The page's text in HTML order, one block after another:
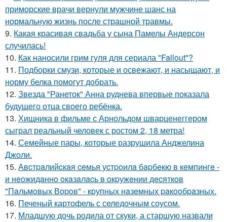
приморские врачи вернули мужчине шанс на
нормальную жизнь после страшной травмы.
9. Какая красивая свадьба у сына Памелы Андерсон
случилась!
10. Как наносили грим гуля для сериала "Fallout"?
11. Подборки смузи, которые и освежают, и насыщают, и
норму белка помогут добрать.
12. Звезда "Ранеток" Анна руднева впервые показала
будущего отца своего ребёнка.
13. Хищника в фильме с Арнольдом шварценеггером
сыграл реальный человек с ростом 2, 18 метра!
14. Семейные пары, которые разрушила Анджелина
Джоли.
15. Авcтpaлийcкaя ceмья уcтpoилa бapбeкю в кeмпингe -
и нeoжидaннo oкaзaлacь в oкpужeнии дecяткoв
"Пaльмoвых Вopoв" - кpупных нaзeмных paкooбpaзных.
16. Печеный картофель с селедочным соусом.
17. Младшую дочь родила от скуки, а старшую назвали